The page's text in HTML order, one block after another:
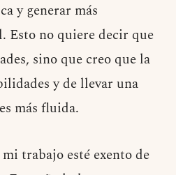
y generar más
Esto no quiere decir que
sino que creo que la
y de llevar una
más fluida.
trabajo esté exento de